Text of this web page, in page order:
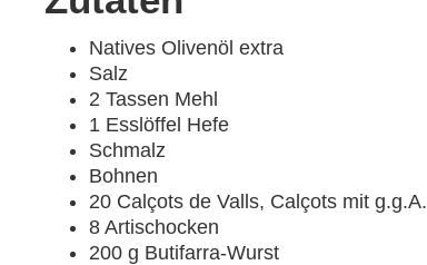
Natives Olivenöl extra
Salz
2 Tassen Mehl
1 Esslöffel Hefe
Schmalz
Bohnen
20 Calçots de Valls, Calçots mit g.g.A.
8 Artischocken
200 g Butifarra-Wurst